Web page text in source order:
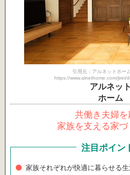
引用元：アルネットホー
https://www.alnethome.com/jirei/
アルネット
ホーム
共働き夫婦を
家族を支える家づ
注目ポイン
家族それぞれが快適に暮らせる